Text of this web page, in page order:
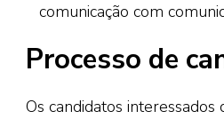
comunicação com
Processo de
Os candidatos